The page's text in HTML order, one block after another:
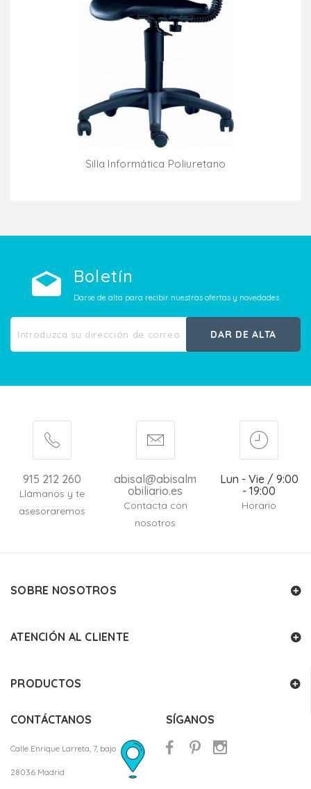
Silla Informática Poliuretano
Boletín
Darse de alta para recibir nuestras ofertas y novedades
DAR DE ALTA
915 212 260
Llámanos y te
asesoraremos
abisal@abisalm
obiliario.es
Contacta con
nosotros
Lun - Vie / 9:00
- 19:00
Horario
SOBRE NOSOTROS
ATENCIÓN AL CLIENTE
PRODUCTOS
CONTÁCTANOS
Calle Enrique Larreta, 7, bajo
28036 Madrid
SÍGANOS